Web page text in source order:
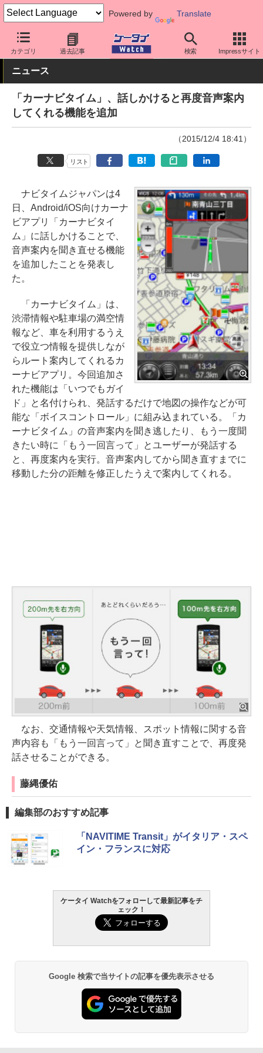
Powered by Translate
カテゴリ 過去記事 検索 Impressサイト
ケータイ Watch 最新技術/その他 車
ニュース
「カーナビタイム」、話しかけると再度音声案内
してくれる機能を追加
（2015/12/4 18:41）
リスト
ナビタイムジャパンは4
日、Android/iOS向けカーナ
ビアプリ「カーナビタイ
ム」に話しかけることで、
音声案内を聞き直せる機能
を追加したことを発表し
た。
「カーナビタイム」は、
渋滞情報や駐車場の満空情
報など、車を利用するうえ
で役立つ情報を提供しなが
らルート案内してくれるカ
ーナビアプリ。今回追加さ
れた機能は「いつでもガイ
ド」と名付けられ、発話するだけで地図の操作などが可
能な「ボイスコントロール」に組み込まれている。「カ
ーナビタイム」の音声案内を聞き逃したり、もう一度聞
きたい時に「もう一回言って」とユーザーが発話する
と、再度案内を実行。音声案内してから聞き直すまでに
移動した分の距離を修正したうえで案内してくれる。
なお、交通情報や天気情報、スポット情報に関する音
声内容も「もう一回言って」と聞き直すことで、再度発
話させることができる。
藤縄優佑
編集部のおすすめ記事
「NAVITIME Transit」がイタリア・スペ
イン・フランスに対応
ケータイ Watchをフォローして最新記事をチ
ェック！
Google 検索で当サイトの記事を優先表示させる